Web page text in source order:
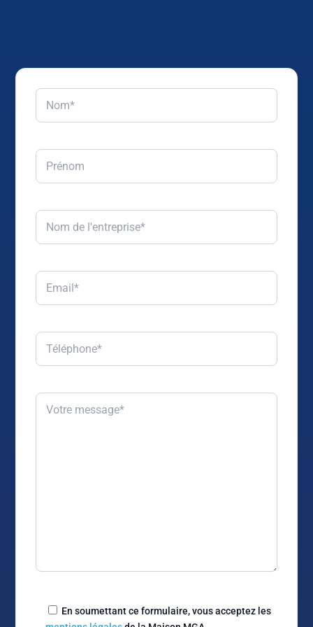
En soumettant ce formulaire, vous acceptez les